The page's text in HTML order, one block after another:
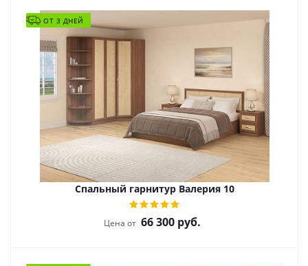
ОТ 3 ДНЕЙ
Спальный гарнитур Валерия 10
Цена от 66 300 руб.